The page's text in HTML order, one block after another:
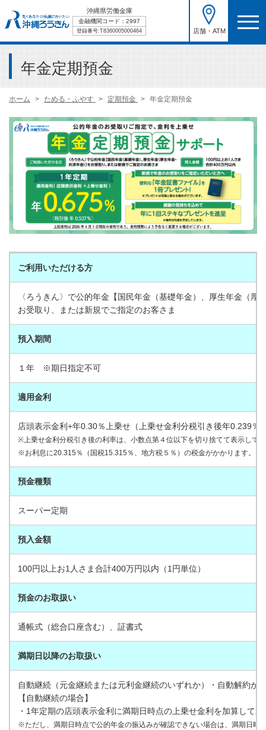
沖縄県労働金庫
金融機関コード：2997
登録番号:T8360005000464 店舗・ATM
年金定期預金
ホーム ためる・ふやす 定期預金 年金定期預金
ご利用いただける方
〈ろうきん〉で公的年金【国民年金（基礎年金）、厚生年金（厚
お受取り、または新規でご指定のお客さま
預入期間
１年 ※期日指定不可
適用金利
店頭表示金利+年0.30％上乗せ（上乗せ金利分税引き後年0.239％
※上乗せ金利分税引き後の利率は、小数点第４位以下を切り捨てて表示して
※お利息に20.315％（国税15.315％、地方税５％）の税金がかかります。
預金種類
スーパー定期
預入金額
100円以上お1人さま合計400万円以内（1円単位）
預金のお取扱い
通帳式（総合口座含む）、証書式
満期日以降のお取扱い
自動継続（元金継続または元利金継続のいずれか）・自動解約か
【自動継続の場合】
・1年定期の店頭表示金利に満期日時点の上乗せ金利を加算して
※ただし、満期日時点で公的年金の振込みが確認できない場合は、満期日時